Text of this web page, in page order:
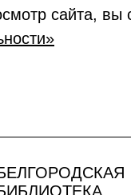
сайта, вы